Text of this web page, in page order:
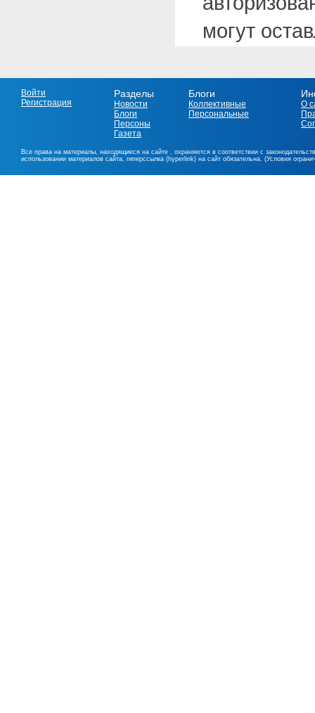
могут
Войти
Регистрация
Разделы
Новости
Блоги
Персоны
Газета
Блоги
Коллективные
Персональные
О
Все права на материалы, находящиеся на сайте , охраняются в соответствии с
использовании материалов сайта, гиперссылка (hyperlink) на сайт обязательна. (Условия